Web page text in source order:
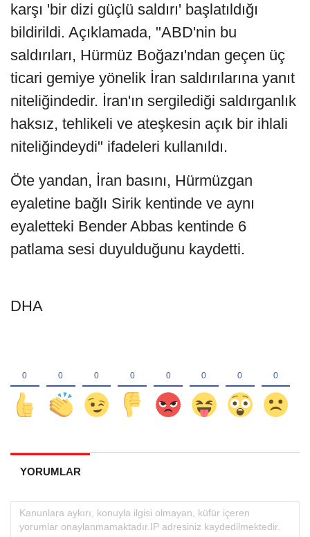
karşı 'bir dizi güçlü saldırı' başlatıldığı
bildirildi. Açıklamada, "ABD'nin bu
saldırıları, Hürmüz Boğazı'ndan geçen üç
ticari gemiye yönelik İran saldırılarına yanıt
niteliğindedir. İran'ın sergilediği saldırganlık
haksız, tehlikeli ve ateşkesin açık bir ihlali
niteliğindeydi" ifadeleri kullanıldı.
Öte yandan, İran basını, Hürmüzgan
eyaletine bağlı Sirik kentinde ve aynı
eyaletteki Bender Abbas kentinde 6
patlama sesi duyulduğunu kaydetti.
DHA
YORUMLAR